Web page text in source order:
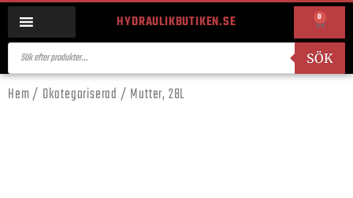
HYDRAULIKBUTIKEN.SE 0
SÖK
Hem/ Okategoriserad / Mutter, 28L